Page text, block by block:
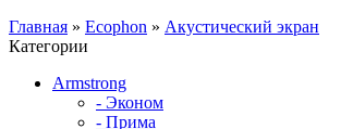
Главная » Ecophon » Акустический экран
Категории
Armstrong
- Эконом
- Прима